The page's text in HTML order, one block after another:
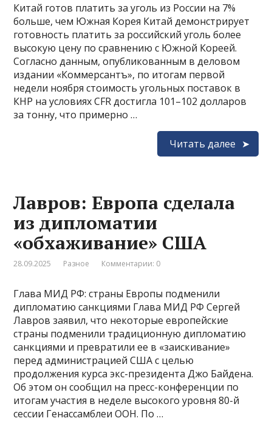
Китай готов платить за уголь из России на 7%
больше, чем Южная Корея Китай демонстрирует
готовность платить за российский уголь более
высокую цену по сравнению с Южной Кореей.
Согласно данным, опубликованным в деловом
издании «Коммерсантъ», по итогам первой
недели ноября стоимость угольных поставок в
КНР на условиях CFR достигла 101–102 долларов
за тонну, что примерно …
Читать далее
Лавров: Европа сделала
из дипломатии
«обхаживание» США
28.09.2025 Разное Комментарии: 0
Глава МИД РФ: страны Европы подменили
дипломатию санкциями Глава МИД РФ Сергей
Лавров заявил, что некоторые европейские
страны подменили традиционную дипломатию
санкциями и превратили ее в «заискивание»
перед администрацией США с целью
продолжения курса экс-президента Джо Байдена.
Об этом он сообщил на пресс-конференции по
итогам участия в неделе высокого уровня 80-й
сессии Генассамблеи ООН. По …